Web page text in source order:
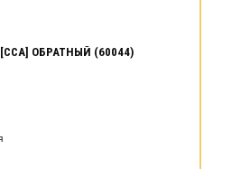
[CCA] ОБРАТНЫЙ (60044)